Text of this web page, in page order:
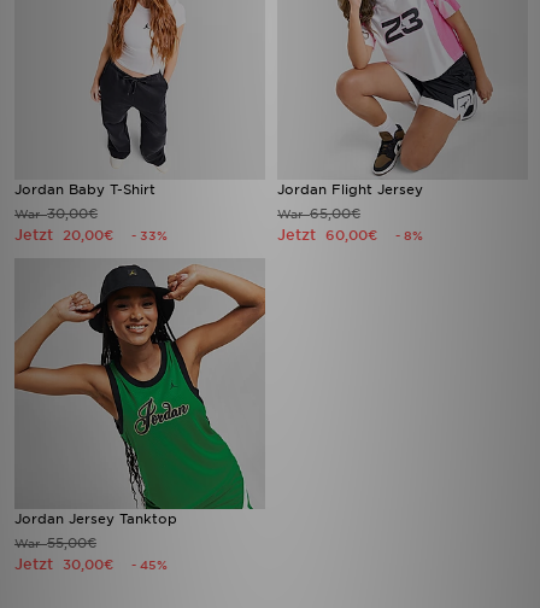
Jordan Baby T-Shirt
War30,00€
Jetzt 20,00€ - 33%
Jordan Flight Jersey
War65,00€
Jetzt 60,00€ - 8%
Jordan Jersey Tanktop
War55,00€
Jetzt 30,00€ - 45%